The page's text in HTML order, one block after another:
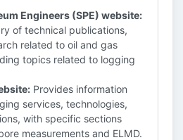
Engineers (SPE) website:
of technical publications,
related to oil and gas
topics related to logging
Provides information
services, technologies,
with specific sections
measurements and ELMD.